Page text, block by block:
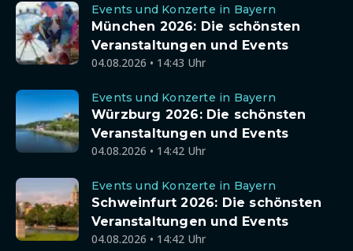
Events und Konzerte in Bayern
München 2026: Die schönsten
Veranstaltungen und Events
04.08.2026 • 14:43 Uhr
Events und Konzerte in Bayern
Würzburg 2026: Die schönsten
Veranstaltungen und Events
04.08.2026 • 14:42 Uhr
Events und Konzerte in Bayern
Schweinfurt 2026: Die schönsten
Veranstaltungen und Events
04.08.2026 • 14:42 Uhr